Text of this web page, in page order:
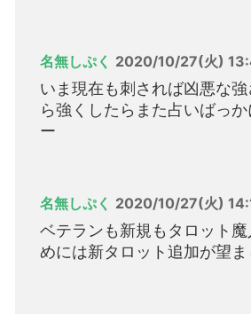
名無しぷく 2020/10/27(火)
いま現在も刺されば凶悪な
ら強くしたらまた占いばっ
ー
名無しぷく 2020/10/27(火)
ベテランも新規もタロット
めには新タロット追加が望